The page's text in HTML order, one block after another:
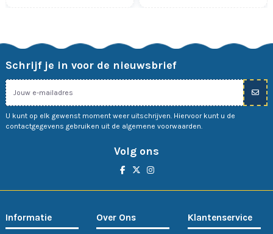
Schrijf je in voor de nieuwsbrief
U kunt op elk gewenst moment weer uitschrijven. Hiervoor kunt u de
contactgegevens gebruiken uit de algemene voorwaarden.
Volg ons
Informatie Over Ons Klantenservice